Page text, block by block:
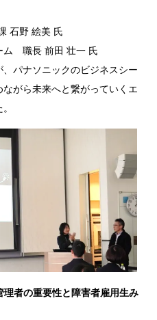
石野 絵美 氏
長 前田 壮一 氏
パナソニックのビジネスシー
がら未来へと繋がっていくエ
者の重要性と障害者雇用生み